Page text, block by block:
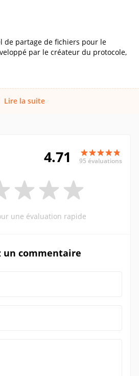
de partage de fichiers pour le
par le créateur du protocole,
Lire la suite
4.71 95 évaluations
une évaluation rapide
un commentaire